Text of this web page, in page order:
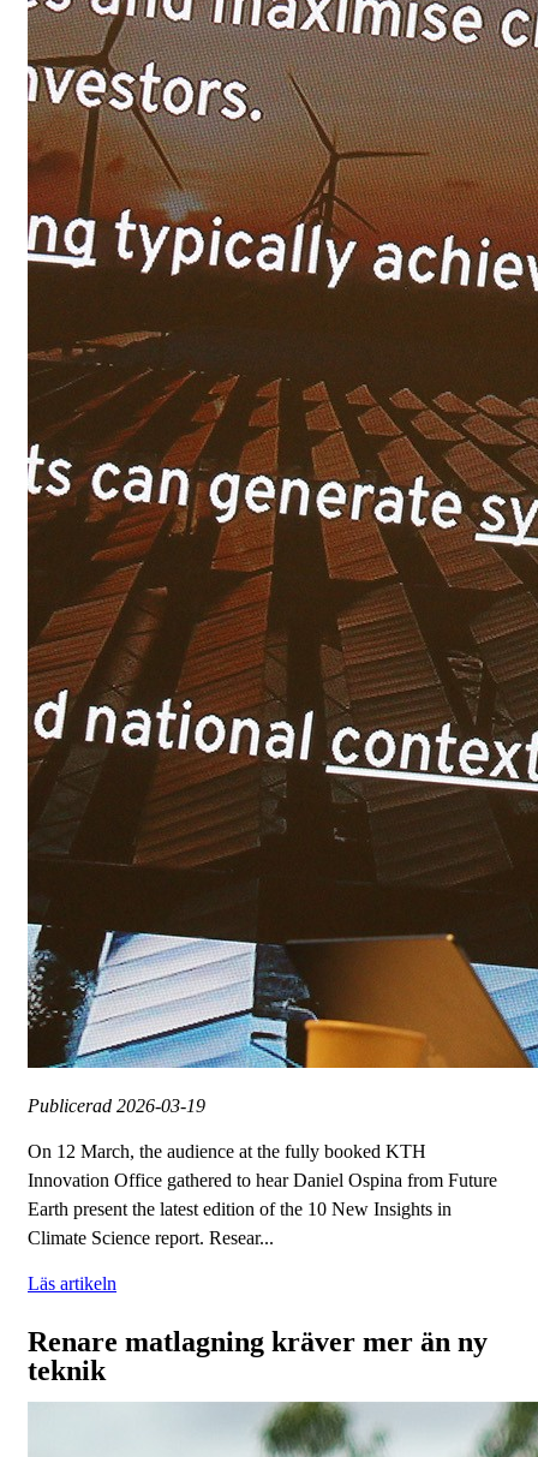
Publicerad 2026-03-19
On 12 March, the audience at the fully booked KTH
Innovation Office gathered to hear Daniel Ospina from Future
Earth present the latest edition of the 10 New Insights in
Climate Science report. Resear...
Läs artikeln
Renare matlagning kräver mer än ny
teknik